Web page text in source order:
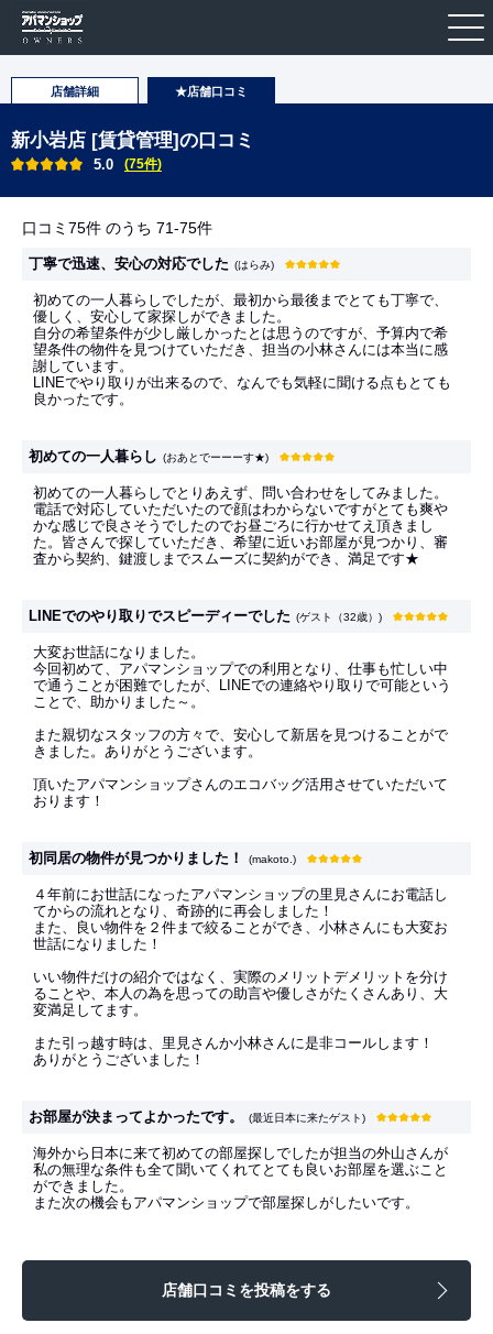
店舗詳細 ★店舗口コミ
新小岩店 [賃貸管理]の口コミ
5.0 (75件)
口コミ75件 のうち 71-75件
丁寧で迅速、安心の対応でした (はらみ)
初めての一人暮らしでしたが、最初から最後までとても丁寧で、
優しく、安心して家探しができました。
自分の希望条件が少し厳しかったとは思うのですが、予算内で希
望条件の物件を見つけていただき、担当の小林さんには本当に感
謝しています。
LINEでやり取りが出来るので、なんでも気軽に聞ける点もとても
良かったです。
初めての一人暮らし (おあとでーーーす★)
初めての一人暮らしでとりあえず、問い合わせをしてみました。
電話で対応していただいたので顔はわからないですがとても爽や
かな感じで良さそうでしたのでお昼ごろに行かせてえ頂きまし
た。皆さんで探していただき、希望に近いお部屋が見つかり、審
査から契約、鍵渡しまでスムーズに契約ができ、満足です★
LINEでのやり取りでスピーディーでした (ゲスト（32歳）)
大変お世話になりました。
今回初めて、アパマンショップでの利用となり、仕事も忙しい中
で通うことが困難でしたが、LINEでの連絡やり取りで可能という
ことで、助かりました～。
また親切なスタッフの方々で、安心して新居を見つけることがで
きました。ありがとうございます。
頂いたアパマンショップさんのエコバッグ活用させていただいて
おります！
初同居の物件が見つかりました！ (makoto.)
４年前にお世話になったアパマンショップの里見さんにお電話し
てからの流れとなり、奇跡的に再会しました！
また、良い物件を２件まで絞ることができ、小林さんにも大変お
世話になりました！
いい物件だけの紹介ではなく、実際のメリットデメリットを分け
ることや、本人の為を思っての助言や優しさがたくさんあり、大
変満足してます。
また引っ越す時は、里見さんか小林さんに是非コールします！
ありがとうございました！
お部屋が決まってよかったです。 (最近日本に来たゲスト)
海外から日本に来て初めての部屋探しでしたが担当の外山さんが
私の無理な条件も全て聞いてくれてとても良いお部屋を選ぶこと
ができました。
また次の機会もアパマンショップで部屋探しがしたいです。
店舗口コミを投稿をする